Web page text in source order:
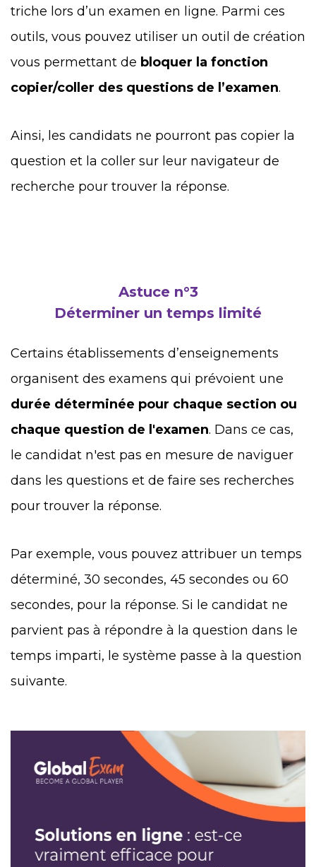
triche lors d’un examen en ligne. Parmi ces
outils, vous pouvez utiliser un outil de création
vous permettant de bloquer la fonction
copier/coller des questions de l’examen.
Ainsi, les candidats ne pourront pas copier la
question et la coller sur leur navigateur de
recherche pour trouver la réponse.
Astuce n°3
Déterminer un temps limité
Certains établissements d’enseignements
organisent des examens qui prévoient une
durée déterminée pour chaque section ou
chaque question de l'examen. Dans ce cas,
le candidat n'est pas en mesure de naviguer
dans les questions et de faire ses recherches
pour trouver la réponse.
Par exemple, vous pouvez attribuer un temps
déterminé, 30 secondes, 45 secondes ou 60
secondes, pour la réponse. Si le candidat ne
parvient pas à répondre à la question dans le
temps imparti, le système passe à la question
suivante.